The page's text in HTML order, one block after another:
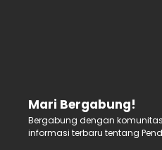
Mari Bergabung!
Bergabung dengan
informasi terbaru tentang